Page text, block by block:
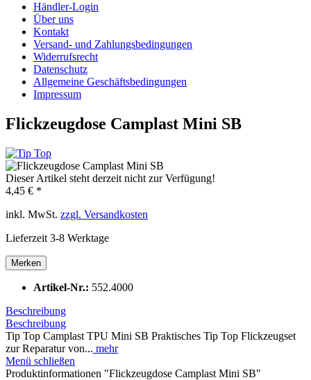
Händler-Login
Über uns
Kontakt
Versand- und Zahlungsbedingungen
Widerrufsrecht
Datenschutz
Allgemeine Geschäftsbedingungen
Impressum
Flickzeugdose Camplast Mini SB
Dieser Artikel steht derzeit nicht zur Verfügung!
4,45 € *
inkl. MwSt. zzgl. Versandkosten
Lieferzeit 3-8 Werktage
Merken
Artikel-Nr.: 552.4000
Beschreibung
Beschreibung
Tip Top Camplast TPU Mini SB Praktisches Tip Top Flickzeugset
zur Reparatur von... mehr
Menü schließen
Produktinformationen "Flickzeugdose Camplast Mini SB"